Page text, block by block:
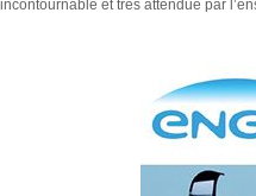
incontournable et très attendue par